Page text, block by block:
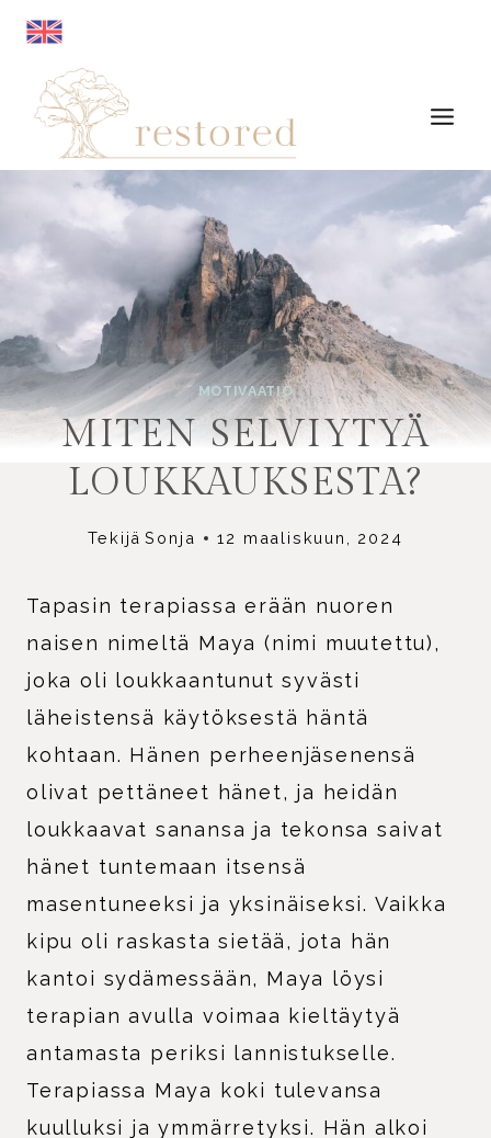
Siirry
MOTIVAATIO
MITEN SELVIYTYÄ
LOUKKAUKSESTA?
Tekijä Sonja 12 maaliskuun, 2024
Tapasin terapiassa erään nuoren
naisen nimeltä Maya (nimi muutettu),
joka oli loukkaantunut syvästi
läheistensä käytöksestä häntä
kohtaan. Hänen perheenjäsenensä
olivat pettäneet hänet, ja heidän
loukkaavat sanansa ja tekonsa saivat
hänet tuntemaan itsensä
masentuneeksi ja yksinäiseksi. Vaikka
kipu oli raskasta sietää, jota hän
kantoi sydämessään, Maya löysi
terapian avulla voimaa kieltäytyä
antamasta periksi lannistukselle.
Terapiassa Maya koki tulevansa
kuulluksi ja ymmärretyksi. Hän alkoi